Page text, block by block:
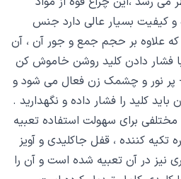
کیفیت بسیار عالی دارد جنس
که علاوه بر حجم جمع و جور آن ، آن
فشار دادن کلید روشن خاموش کن
پر نور و چشمک زن فعال می شود و
باید کلید را فشار داده و نگهدارید .
برای سهولت استفاده تعبیه
تکیه کننده ، قفل جاکلیدی و آویز
نیز در آن تعبیه شده است و آن را